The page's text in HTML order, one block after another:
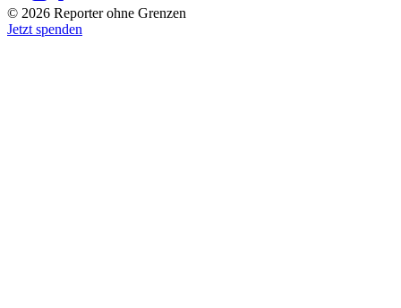
© 2026 Reporter ohne Grenzen
Jetzt spenden